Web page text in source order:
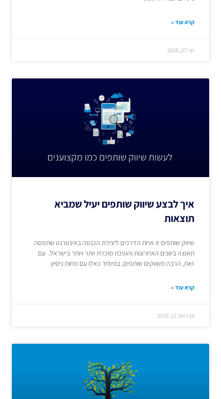
קרא עוד »
יוני 27, 2019
איך לבצע שיווק שותפים יעיל שמביא
תוצאות
שיווק שותפים זו אחת הדרכים ליצירת הכנסה באינטרנט שתפסה
תאוצה בשנים האחרונות והופכת מוכרת יותר ויותר בישראל. עם
זאת, הרבה משווקים שותפים, במיוחד כאלו עם פחות ניסיון
קרא עוד »
פברואר 12, 2019